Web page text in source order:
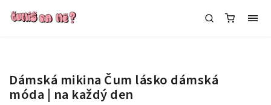
Dámská mikina Čum lásko dámská
móda | na každý den